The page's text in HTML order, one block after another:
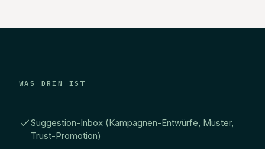
WAS DRIN IST
Suggestion-Inbox (Kampagnen-Entwürfe, Muster,
Trust-Promotion)